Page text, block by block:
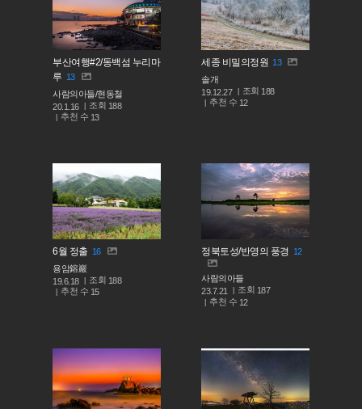
부산여행#2/동백섬 누리마
루 13
사람의아들/현동철
20.1.16
조회 188
추천 수 13
세종 비밀의정원 13
솔개
19.12.27
조회 188
추천 수 12
6월 정출 16
용암鎔巖
19.6.18
조회 188
추천 수 15
정북토성/반영의 풍경 12
사람의아들
23.7.21
조회 187
추천 수 12